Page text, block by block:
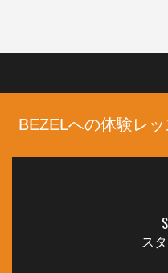
BEZELへの体験レ
ス